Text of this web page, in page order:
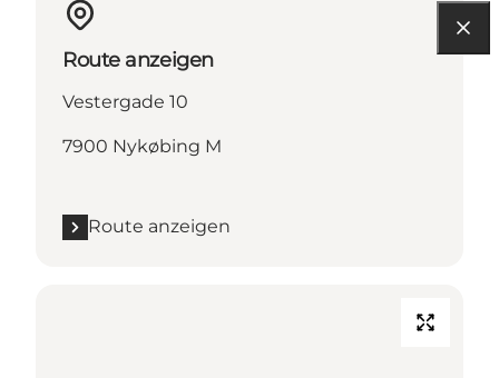
Route anzeigen
Vestergade 10
7900 Nykøbing M
Route anzeigen